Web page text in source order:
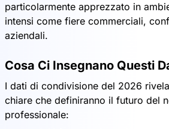
particolarmente apprezzato in
intensi come fiere commerciali,
aziendali.
Cosa Ci Insegnano Questi
I dati di condivisione del 2026
chiare che definiranno il futuro del
professionale: